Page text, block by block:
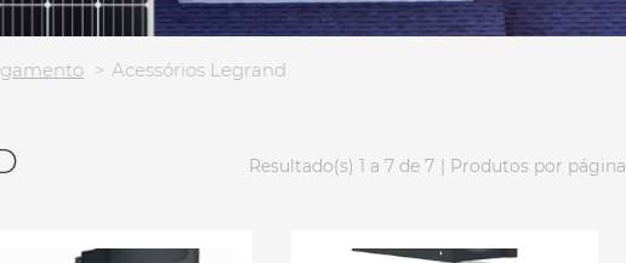
Acessórios Legrand
Resultado(s) 1 a 7 de 7 | Produtos por página